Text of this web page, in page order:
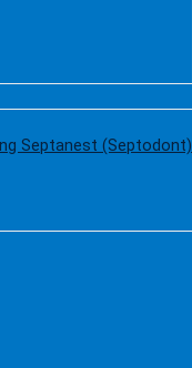
Septanest (Septodont)